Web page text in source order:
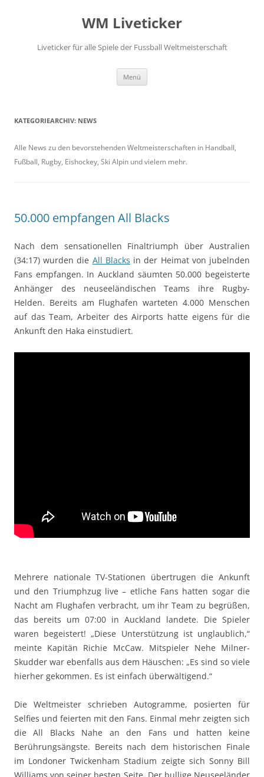
WM Liveticker
Liveticker für alle Spiele der Fussball Weltmeisterschaft
Menü
KATEGORIEARCHIV: NEWS
Alle News zu den bevorstehenden Weltmeisterschaften in Handball,
Fußball, Rugby, Eishockey, Ski Alpin und vielem mehr.
50.000 empfangen All Blacks
Nach dem sensationellen Finaltriumph über Australien
(34:17) wurden die All Blacks in der Heimat von jubelnden
Fans empfangen. In Auckland säumten 50.000 begeisterte
Anhänger des neuseeländischen Teams ihre Rugby-
Helden. Bereits am Flughafen warteten 4.000 Menschen
auf das Team, Arbeiter des Airports hatte eigens für die
Ankunft den Haka einstudiert.
Mehrere nationale TV-Stationen übertrugen die Ankunft
und den Triumphzug live – etliche Fans hatten sogar die
Nacht am Flughafen verbracht, um ihr Team zu begrüßen,
das bereits um 07:00 in Auckland landete. Die Spieler
waren begeistert! „Diese Unterstützung ist unglaublich,“
meinte Kapitän Richie McCaw. Mitspieler Nehe Milner-
Skudder war ebenfalls aus dem Häuschen: „Es sind so viele
hierher gekommen. Es ist einfach überwältigend.“
Die Weltmeister schrieben Autogramme, posierten für
Selfies und feierten mit den Fans. Einmal mehr zeigten sich
die All Blacks Nahe an den Fans und hatten keine
Berührungsängste. Bereits nach dem historischen Finale
im Londoner Twickenham Stadium zeigte sich Sonny Bill